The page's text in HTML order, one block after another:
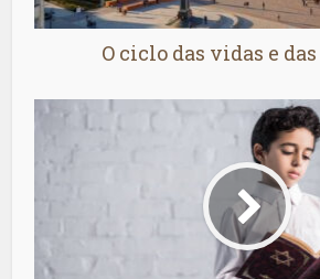
O ciclo das vidas e